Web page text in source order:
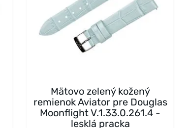
Mätovo zelený kožený
remienok Aviator pre Douglas
Moonflight V.1.33.0.261.4 -
lesklá pracka